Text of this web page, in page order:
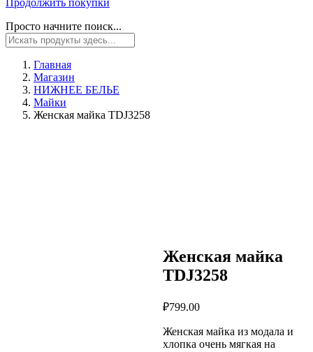
Просто начните поиск...
Главная
Магазин
НИЖНЕЕ БЕЛЬЕ
Майки
Женская майка TDJ3258
Женская майка
TDJ3258
₽799.00
Женская майка из модала и
хлопка очень мягкая на